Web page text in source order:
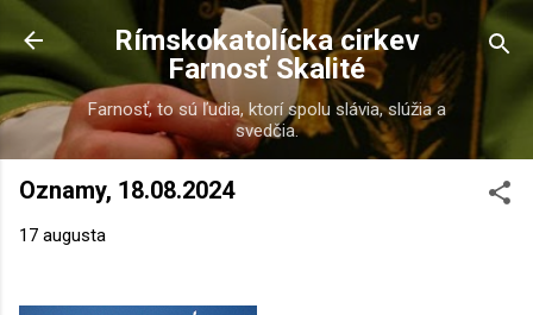
Preskočiť na hlavný obsah
Rímskokatolícka cirkev
Farnosť Skalité
Farnosť, to sú ľudia, ktorí spolu slávia, slúžia a
svedčia.
Oznamy, 18.08.2024
17 augusta